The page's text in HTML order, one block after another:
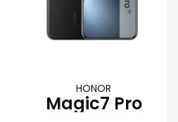
HONOR
Magic7 Pro